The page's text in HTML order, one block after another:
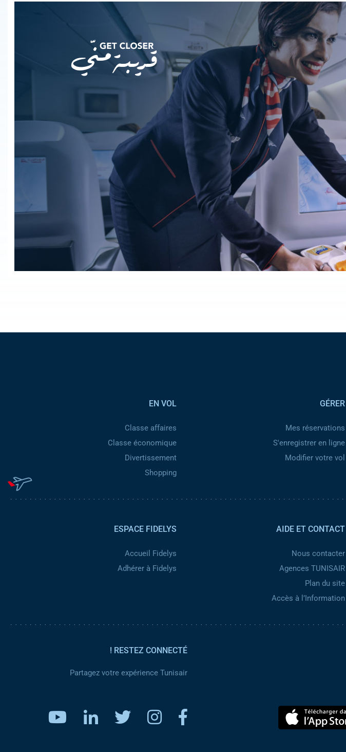
GÉRER
Mes réservations
S'enregistrer en ligne
Modifier votre vol
EN VOL
Classe affaires
Classe économique
Divertissement
Shopping
AIDE ET CONTACT
Nous contacter
Agences TUNISAIR
Plan du site
Accès à l’Information
ESPACE FIDELYS
Accueil Fidelys
Adhérer à Fidelys
RESTEZ CONNECTÉ !
Partagez votre expérience Tunisair